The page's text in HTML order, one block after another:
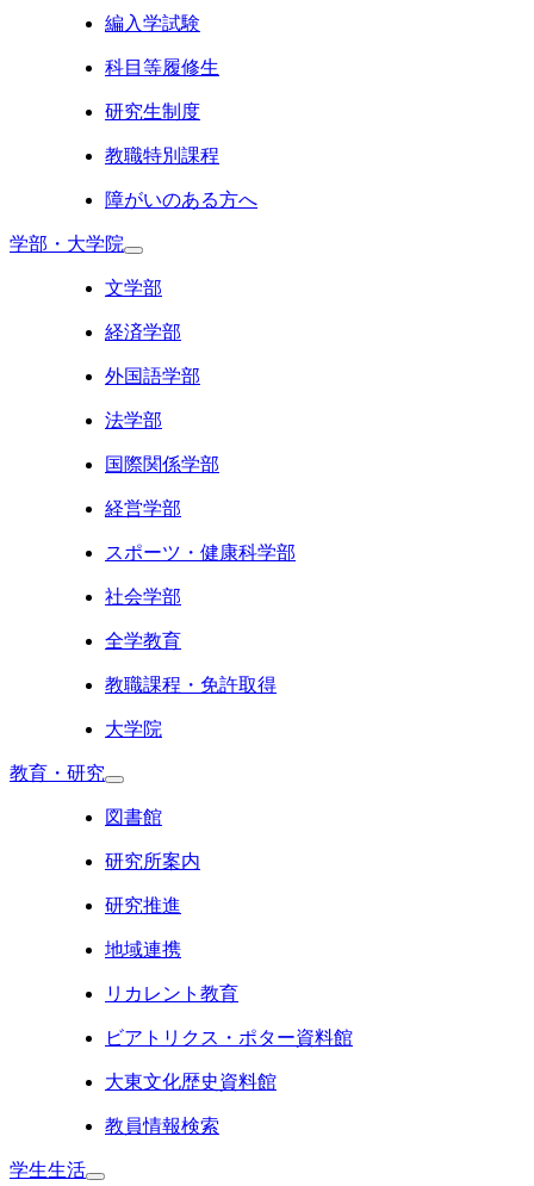
編入学試験
科目等履修生
研究生制度
教職特別課程
障がいのある方へ
学部・大学院
文学部
経済学部
外国語学部
法学部
国際関係学部
経営学部
スポーツ・健康科学部
社会学部
全学教育
教職課程・免許取得
大学院
教育・研究
図書館
研究所案内
研究推進
地域連携
リカレント教育
ビアトリクス・ポター資料館
大東文化歴史資料館
教員情報検索
学生生活